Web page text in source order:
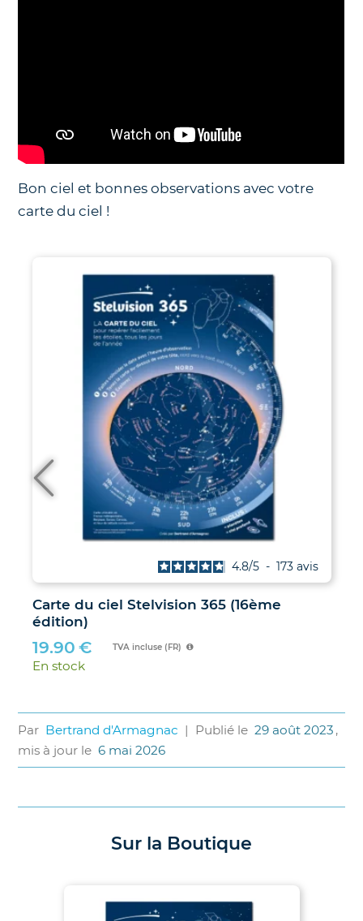
Bon ciel et bonnes observations avec votre
carte du ciel !
Carte du ciel Stelvision 365 (16ème
édition)
4.8/5 - 173 avis
19.90 € TVA incluse (FR)
En stock
Par Bertrand d'Armagnac | Publié le 29 août 2023 ,
mis à jour le 6 mai 2026
Sur la Boutique